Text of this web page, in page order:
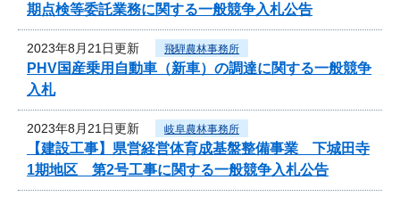
期点検等委託業務に関する一般競争入札公告
2023年8月21日更新 飛騨農林事務所
PHV国産乗用自動車（新車）の調達に関する一般競争
入札
2023年8月21日更新 岐阜農林事務所
【建設工事】県営経営体育成基盤整備事業 下城田寺
1期地区 第2号工事に関する一般競争入札公告